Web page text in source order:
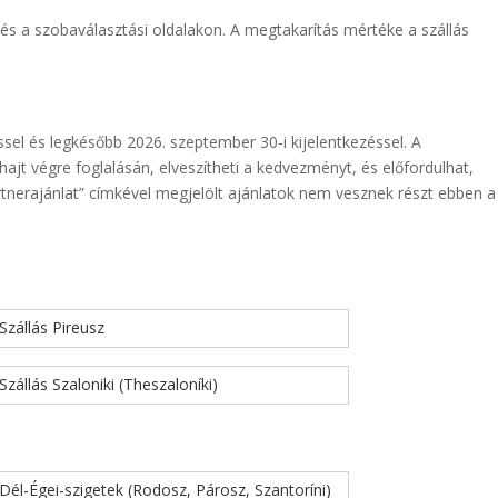
a szobaválasztási oldalakon. A megtakarítás mértéke a szállás
és legkésőbb 2026. szeptember 30-i kijelentkezéssel. A
végre foglalásán, elveszítheti a kedvezményt, és előfordulhat,
címkével megjelölt ajánlatok nem vesznek részt ebben a
Szállás Pireusz
Szállás Szaloniki (Theszaloníki)
Dél-Égei-szigetek (Rodosz, Párosz, Szantoríni)